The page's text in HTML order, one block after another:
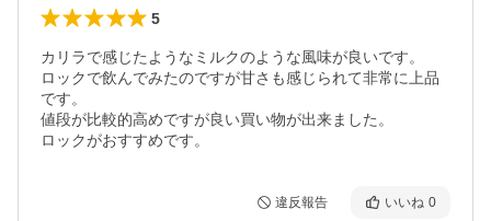
5
カリラで感じたようなミルクのような風味が良いです。
ロックで飲んでみたのですが甘さも感じられて非常に上品
です。
値段が比較的高めですが良い買い物が出来ました。
ロックがおすすめです。
違反報告 いいね 0